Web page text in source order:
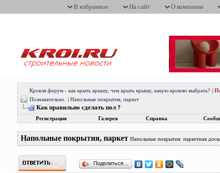
В избранное На сайт О компании
Кровля форум - как крыть крышу, чем крыть крышу, какую кровлю выбрать?
Познавательно.
Напольные покрытия, паркет
Как правильно сделать пол ?
Регистрация Галерея Справка
Напольные покрытия, паркет Напольные покрытия: паркетная
Поделиться…